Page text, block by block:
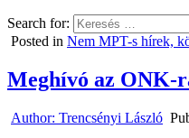
Search for:
Posted in Nem MPT-s hírek,
Meghívó az ONK-
Author: Trencsényi László